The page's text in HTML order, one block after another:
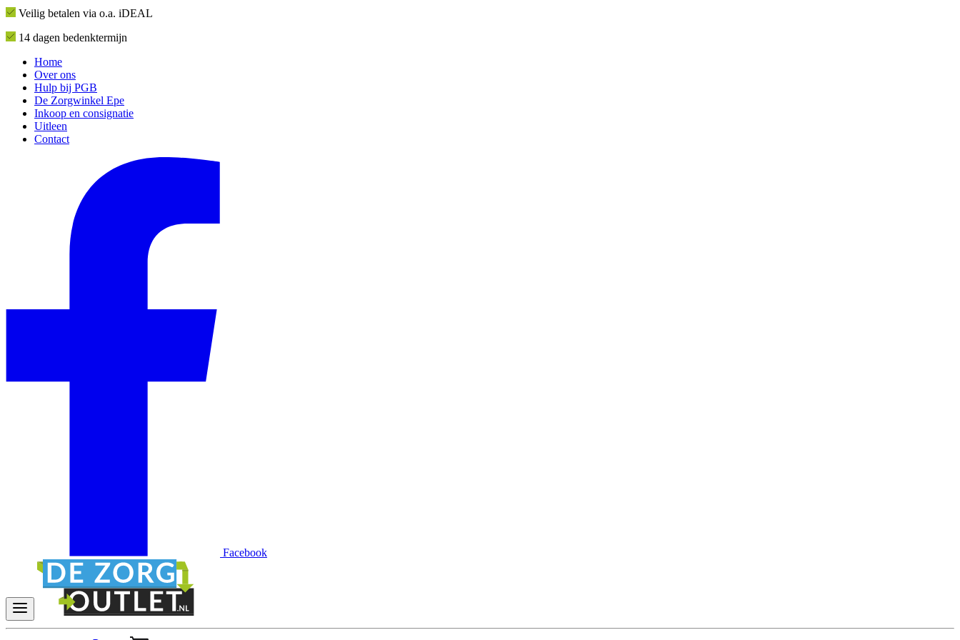
Veilig betalen via o.a. iDEAL
14 dagen bedenktermijn
Home
Over ons
Hulp bij PGB
De Zorgwinkel Epe
Inkoop en consignatie
Uitleen
Contact
Facebook